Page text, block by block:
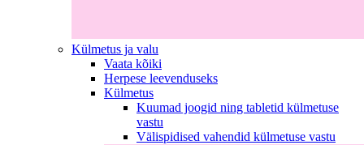
Külmetus ja valu
Vaata kõiki
Herpese leevenduseks
Külmetus
Kuumad joogid ning tabletid külmetuse
vastu
Välispidised vahendid külmetuse vastu